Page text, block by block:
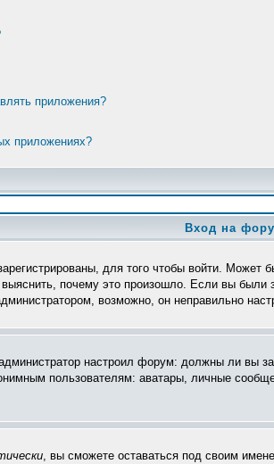
приложения?
приложениях?
Вход на
для того чтобы войти.
почему это произошло. Если вы
возможно, он неправильно
настроил форум: должны ли вы
пользователям: аватары, личные
, вы сможете оставаться под своим